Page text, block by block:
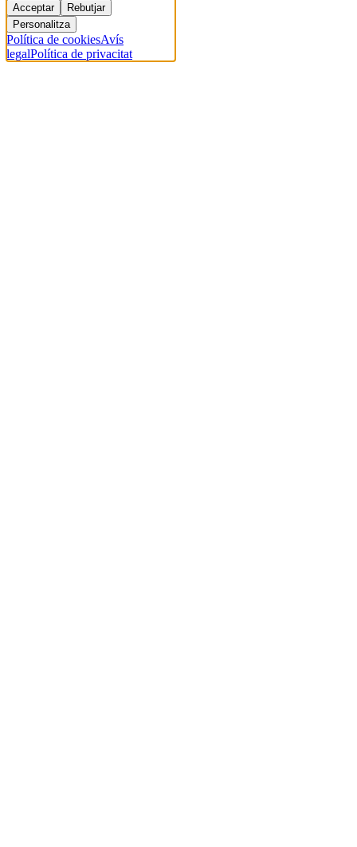
Acceptar
Rebutjar
Personalitza
Política de cookiesAvís
legalPolítica de privacitat